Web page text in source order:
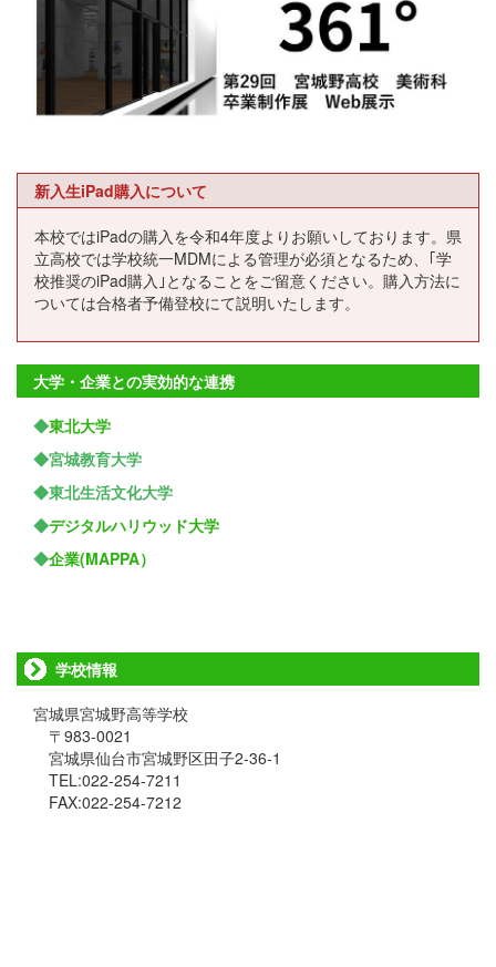
新入生iPad購入について
本校ではiPadの購入を令和4年度よりお願いしております。県
立高校では学校統一MDMによる管理が必須となるため、｢学
校推奨のiPad購入｣となることをご留意ください。購入方法に
ついては合格者予備登校にて説明いたします。
大学・企業との実効的な連携
◆東北大学
◆宮城教育大学
◆東北生活文化大学
◆デジタルハリウッド大学
◆企業(MAPPA）
学校情報
宮城県宮城野高等学校
〒983-0021
宮城県仙台市宮城野区田子2-36-1
TEL:022-254-7211
FAX:022-254-7212